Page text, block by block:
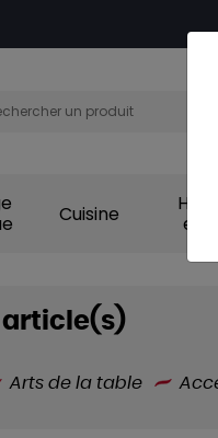
Cuisine
article(s)
Arts de la table